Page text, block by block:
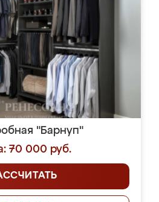
"Барнуп"
70 000 руб.